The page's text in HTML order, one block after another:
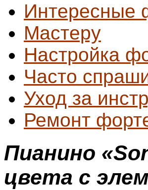
Интересные
Мастеру
Настройка
Часто
Уход за
Ремонт
Пианино
цвета с